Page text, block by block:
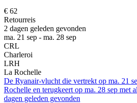
€ 62
Retourreis
2 dagen geleden gevonden
ma. 21 sep - ma. 28 sep
CRL
Charleroi
LRH
La Rochelle
De Ryanair-vlucht die vertrekt op ma. 21
Rochelle en terugkeert op ma. 28 sep met
dagen geleden gevonden